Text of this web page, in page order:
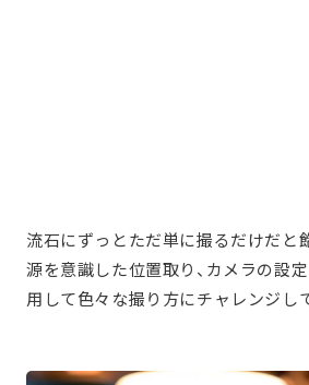
流石にずっとただ単に撮るだけだと
源を意識した位置取り、カメラの設
用して色々な撮り方にチャレンジし